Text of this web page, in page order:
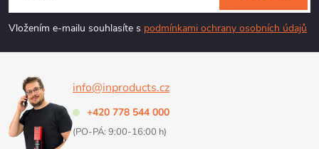
p
a
Vložením e-mailu souhlasíte s podmínkami ochrany osobních údajů
info@inproducts.cz
+420 778 544 000
(PO-PÁ: 9:00-16:00 h)